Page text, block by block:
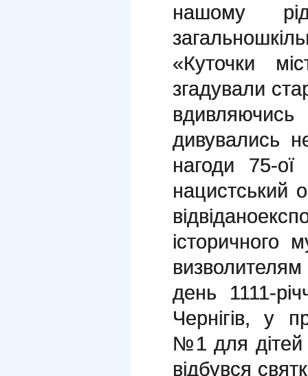
нашому
«Куточки
згадували
дивувались
нагоди 75-ої
нацистський
історичного
день 1111-
Чернігів, у
№1 для дітей
відбувся